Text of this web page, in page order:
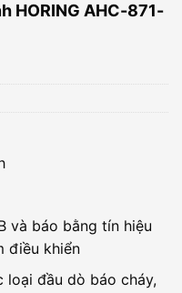
HORING AHC-871-
và báo bằng tín hiệu
điều khiển
đầu dò báo cháy,